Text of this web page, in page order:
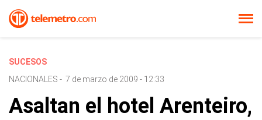
SUCESOS
NACIONALES - 7 de marzo de 2009 - 12:33
Asaltan el hotel Arenteiro,